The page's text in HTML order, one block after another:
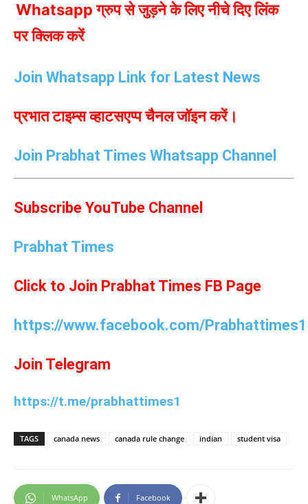
Whatsapp ग्रुप से जुड़ने के लिए नीचे दिए लिंक
पर क्लिक करें
Join Whatsapp Link for Latest News
प्रभात टाइम्स व्हाटसएप्प चैनल जॉइन करें।
Join Prabhat Times Whatsapp Channel
Subscribe YouTube Channel
Prabhat Times
Click to Join Prabhat Times FB Page
https://www.facebook.com/
Join Telegram
https://t.me/prabhattimes1
TAGS canada news canada rule change indian student visa
WhatsApp Facebook